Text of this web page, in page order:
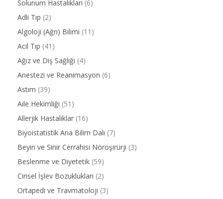
Solunum Hastalıkları (6)
Adli Tıp (2)
Algoloji (Ağrı) Bilimi (11)
Acil Tıp (41)
Ağız ve Diş Sağlığı (4)
Anestezi ve Reanimasyon (6)
Astım (39)
Aile Hekimliği (51)
Allerjik Hastalıklar (16)
Biyoistatistik Ana Bilim Dalı (7)
Beyin ve Sinir Cerrahisi Nöroşirürji (3)
Beslenme ve Diyetetik (59)
Cinsel İşlev Bozuklukları (2)
Ortapedi ve Travmatoloji (3)